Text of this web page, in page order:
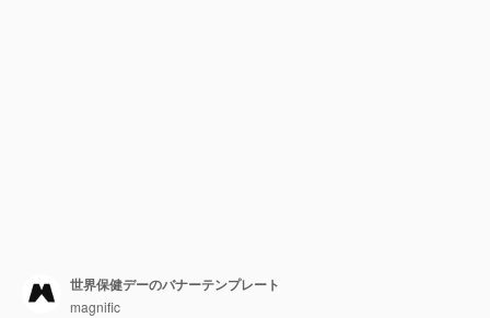
世界保健デーのバナーテンプレート
magnific